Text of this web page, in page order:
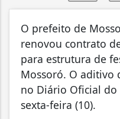
O prefeito de
renovou contrato
para estrutura de
Mossoró. O
no Diário Oficial
sexta-feira (10).